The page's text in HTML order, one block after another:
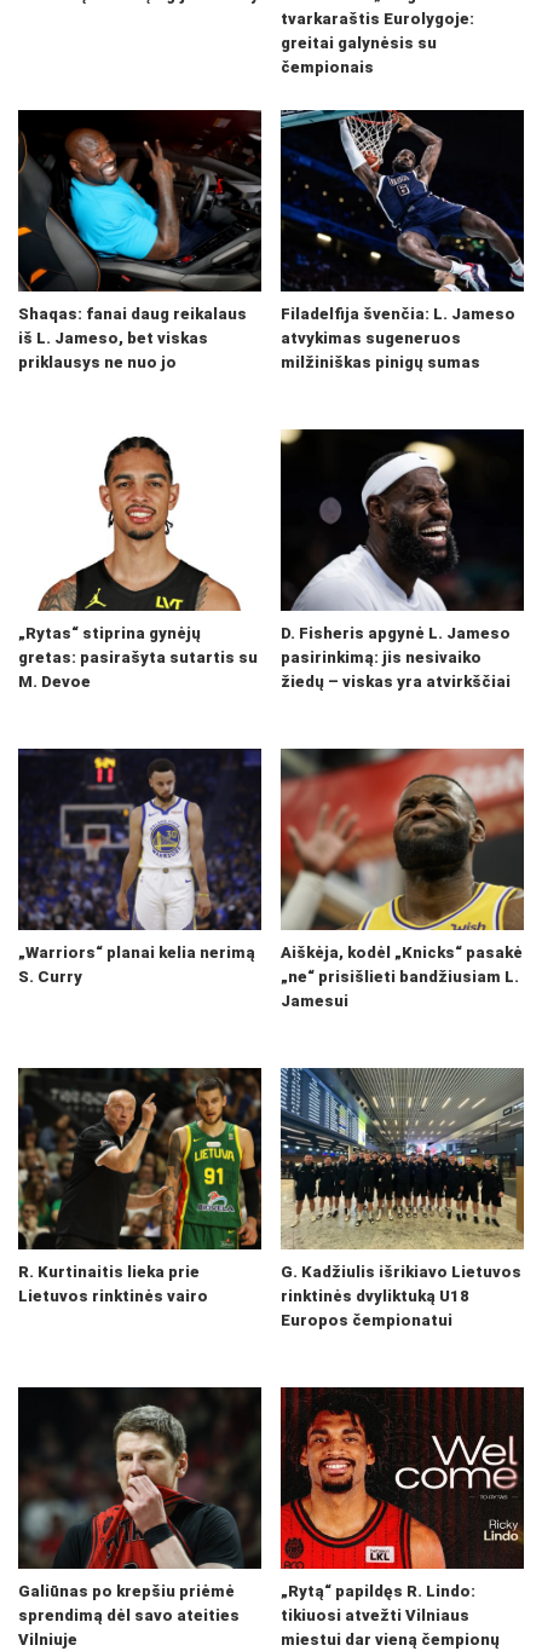
tvarkaraštis Eurolygoje:
greitai galynėsis su
čempionais
Shaqas: fanai daug reikalaus
iš L. Jameso, bet viskas
priklausys ne nuo jo
Filadelfija švenčia: L. Jameso
atvykimas sugeneruos
milžiniškas pinigų sumas
„Rytas“ stiprina gynėjų
gretas: pasirašyta sutartis su
M. Devoe
D. Fisheris apgynė L. Jameso
pasirinkimą: jis nesivaiko
žiedų – viskas yra atvirkščiai
„Warriors“ planai kelia nerimą
S. Curry
Aiškėja, kodėl „Knicks“ pasakė
„ne“ prisišlieti bandžiusiam L.
Jamesui
R. Kurtinaitis lieka prie
Lietuvos rinktinės vairo
G. Kadžiulis išrikiavo Lietuvos
rinktinės dvyliktuką U18
Europos čempionatui
Galiūnas po krepšiu priėmė
sprendimą dėl savo ateities
Vilniuje
„Rytą“ papildęs R. Lindo:
tikiuosi atvežti Vilniaus
miestui dar vieną čempionų